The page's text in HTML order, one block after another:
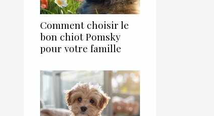
Comment choisir le
bon chiot Pomsky
pour votre famille